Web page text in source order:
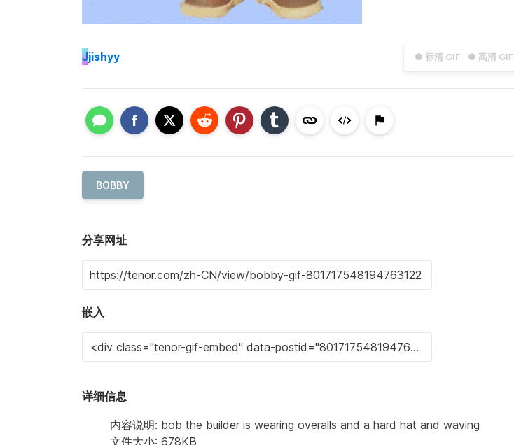
● 标清 GIF ● 高清 GIF
Jjishyy
BOBBY
分享网址
嵌入
详细信息
内容说明: bob the builder is wearing overalls and a hard hat and waving
文件大小: 678KB